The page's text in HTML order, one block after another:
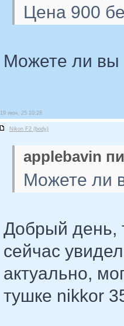
Цена 900
Можете ли вы
19 июн, 25 10:28
Nikon F2 (body)
applebavin
Можете ли
Добрый день,
сейчас
актуально,
тушке nikkor